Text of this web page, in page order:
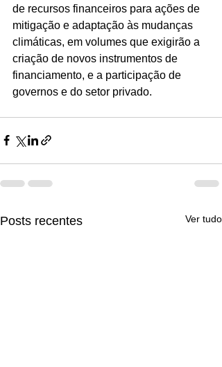
de recursos financeiros para ações de
mitigação e adaptação às mudanças
climáticas, em volumes que exigirão a
criação de novos instrumentos de
financiamento, e a participação de
governos e do setor privado.
Posts recentes Ver tudo